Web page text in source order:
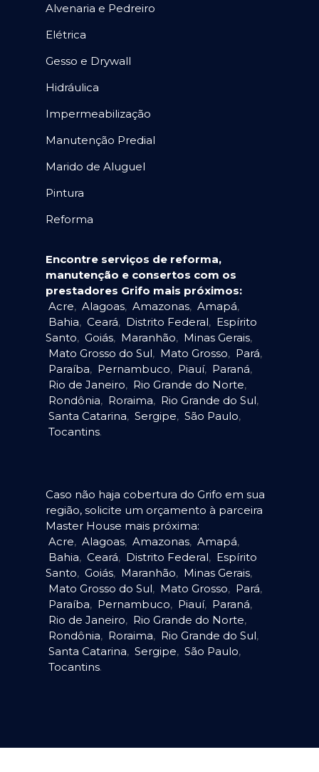
Alvenaria e Pedreiro
Elétrica
Gesso e Drywall
Hidráulica
Impermeabilização
Manutenção Predial
Marido de Aluguel
Pintura
Reforma
Encontre serviços de reforma,
manutenção e consertos com os
prestadores Grifo mais próximos:
Acre, Alagoas, Amazonas, Amapá,
Bahia, Ceará, Distrito Federal, Espírito
Santo, Goiás, Maranhão, Minas Gerais,
Mato Grosso do Sul, Mato Grosso, Pará,
Paraíba, Pernambuco, Piauí, Paraná,
Rio de Janeiro, Rio Grande do Norte,
Rondônia, Roraima, Rio Grande do Sul,
Santa Catarina, Sergipe, São Paulo,
Tocantins.
Caso não haja cobertura do Grifo em sua
região, solicite um orçamento à parceira
Master House mais próxima:
Acre, Alagoas, Amazonas, Amapá,
Bahia, Ceará, Distrito Federal, Espírito
Santo, Goiás, Maranhão, Minas Gerais,
Mato Grosso do Sul, Mato Grosso, Pará,
Paraíba, Pernambuco, Piauí, Paraná,
Rio de Janeiro, Rio Grande do Norte,
Rondônia, Roraima, Rio Grande do Sul,
Santa Catarina, Sergipe, São Paulo,
Tocantins.